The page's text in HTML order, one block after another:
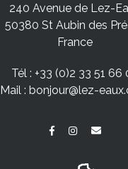
240 Avenue de Lez-
50380 St Aubin des
France
Tél : +33 (0)2 33 51 66
Mail : bonjour@lez-